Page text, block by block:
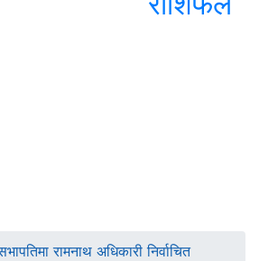
रामनाथ अधिकारी निर्वाचित